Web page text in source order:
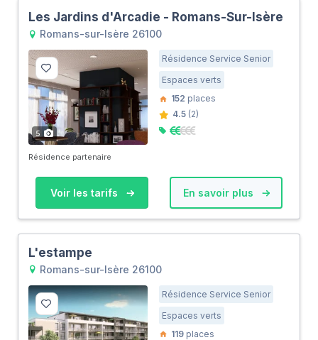
Les Jardins d'Arcadie - Romans-Sur-Isère
Romans-sur-Isère 26100
5
Résidence Service Senior
Espaces verts
152 places
4.5 (2)
Résidence partenaire
Voir les tarifs En savoir plus
L'estampe
Romans-sur-Isère 26100
Résidence Service Senior
Espaces verts
119 places